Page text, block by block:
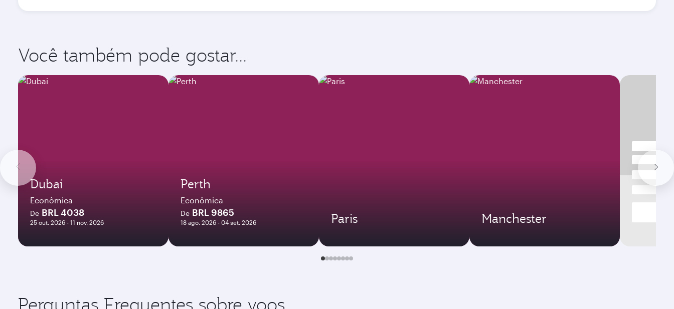
Você também pode gostar...
Dubai
Econômica
De BRL 4038
25 out. 2026 - 11 nov. 2026
Perth
Econômica
De BRL 9865
18 ago. 2026 - 04 set. 2026 Paris Manchester
Perguntas Frequentes sobre voos